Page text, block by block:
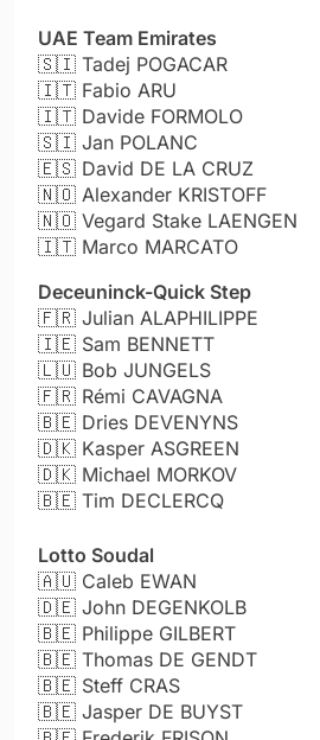
UAE Team Emirates
🇸🇮 Tadej POGACAR
🇮🇹 Fabio ARU
🇮🇹 Davide FORMOLO
🇸🇮 Jan POLANC
🇪🇸 David DE LA CRUZ
🇳🇴 Alexander KRISTOFF
🇳🇴 Vegard Stake LAENGEN
🇮🇹 Marco MARCATO
Deceuninck-Quick Step
🇫🇷 Julian ALAPHILIPPE
🇮🇪 Sam BENNETT
🇱🇺 Bob JUNGELS
🇫🇷 Rémi CAVAGNA
🇧🇪 Dries DEVENYNS
🇩🇰 Kasper ASGREEN
🇩🇰 Michael MORKOV
🇧🇪 Tim DECLERCQ
Lotto Soudal
🇦🇺 Caleb EWAN
🇩🇪 John DEGENKOLB
🇧🇪 Philippe GILBERT
🇧🇪 Thomas DE GENDT
🇧🇪 Steff CRAS
🇧🇪 Jasper DE BUYST